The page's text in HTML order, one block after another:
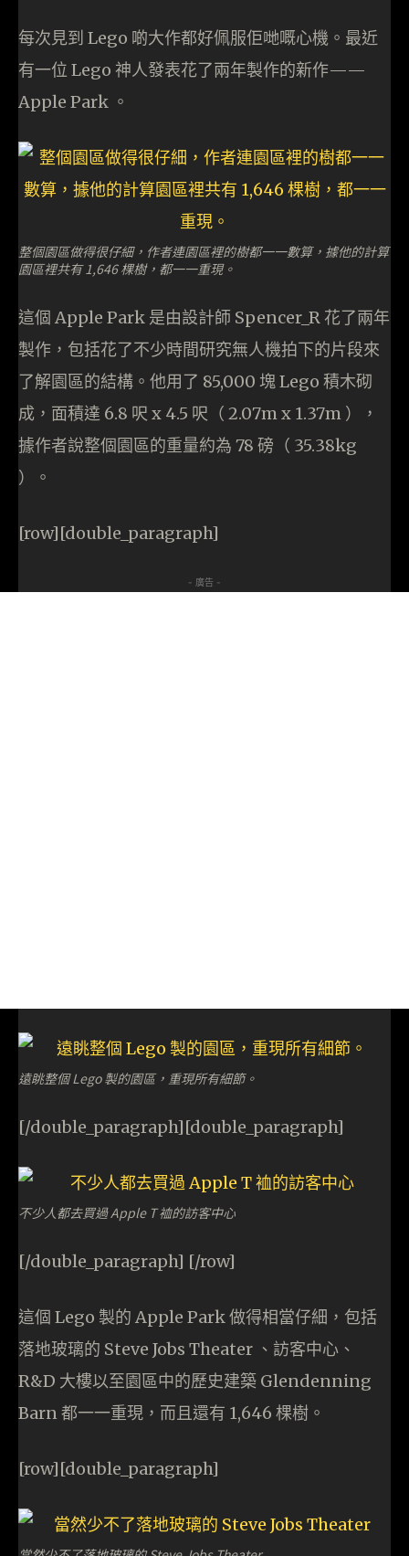
每次見到 Lego 啲大作都好佩服佢哋嘅心機。最近
有一位 Lego 神人發表花了兩年製作的新作——
Apple Park 。
整個園區做得很仔細，作者連園區裡的樹都一一數算，據他的計算
園區裡共有 1,646 棵樹，都一一重現。
這個 Apple Park 是由設計師 Spencer_R 花了兩年
製作，包括花了不少時間研究無人機拍下的片段來
了解園區的結構。他用了 85,000 塊 Lego 積木砌
成，面積達 6.8 呎 x 4.5 呎（ 2.07m x 1.37m ），
據作者說整個園區的重量約為 78 磅（ 35.38kg
）。
[row][double_paragraph]
- 廣告 -
遠眺整個 Lego 製的園區，重現所有細節。
[/double_paragraph][double_paragraph]
不少人都去買過 Apple T 裇的訪客中心
[/double_paragraph] [/row]
這個 Lego 製的 Apple Park 做得相當仔細，包括
落地玻璃的 Steve Jobs Theater 、訪客中心、
R&D 大樓以至園區中的歷史建築 Glendenning
Barn 都一一重現，而且還有 1,646 棵樹。
[row][double_paragraph]